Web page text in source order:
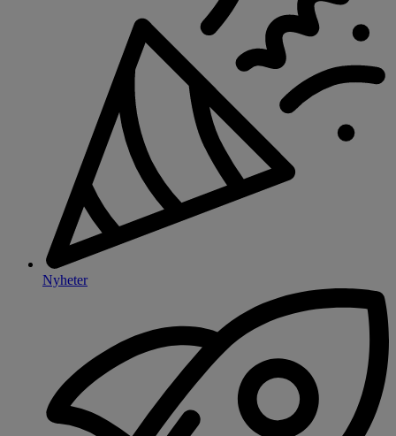
Nyheter